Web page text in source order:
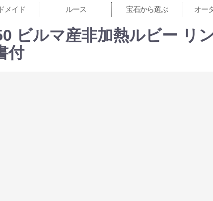
メイド ルース 宝石から選ぶ オー
ビルマ産非加熱ルビー リ
付